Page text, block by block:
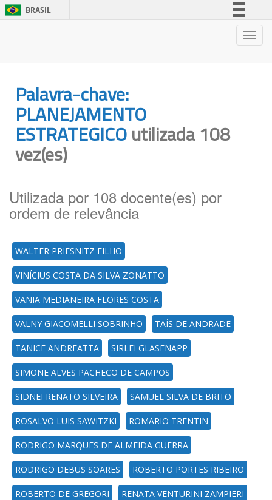
BRASIL
Palavra-chave:
PLANEJAMENTO
ESTRATEGICOutilizada 108
vez(es)
Utilizada por 108 docente(es) por
ordem de relevância
WALTER PRIESNITZ FILHO
VINÍCIUS COSTA DA SILVA ZONATTO
VANIA MEDIANEIRA FLORES COSTA
VALNY GIACOMELLI SOBRINHO TAÍS DE ANDRADE
TANICE ANDREATTA SIRLEI GLASENAPP
SIMONE ALVES PACHECO DE CAMPOS
SIDNEI RENATO SILVEIRA SAMUEL SILVA DE BRITO
ROSALVO LUIS SAWITZKI ROMARIO TRENTIN
RODRIGO MARQUES DE ALMEIDA GUERRA
RODRIGO DEBUS SOARES ROBERTO PORTES RIBEIRO
ROBERTO DE GREGORI RENATA VENTURINI ZAMPIERI